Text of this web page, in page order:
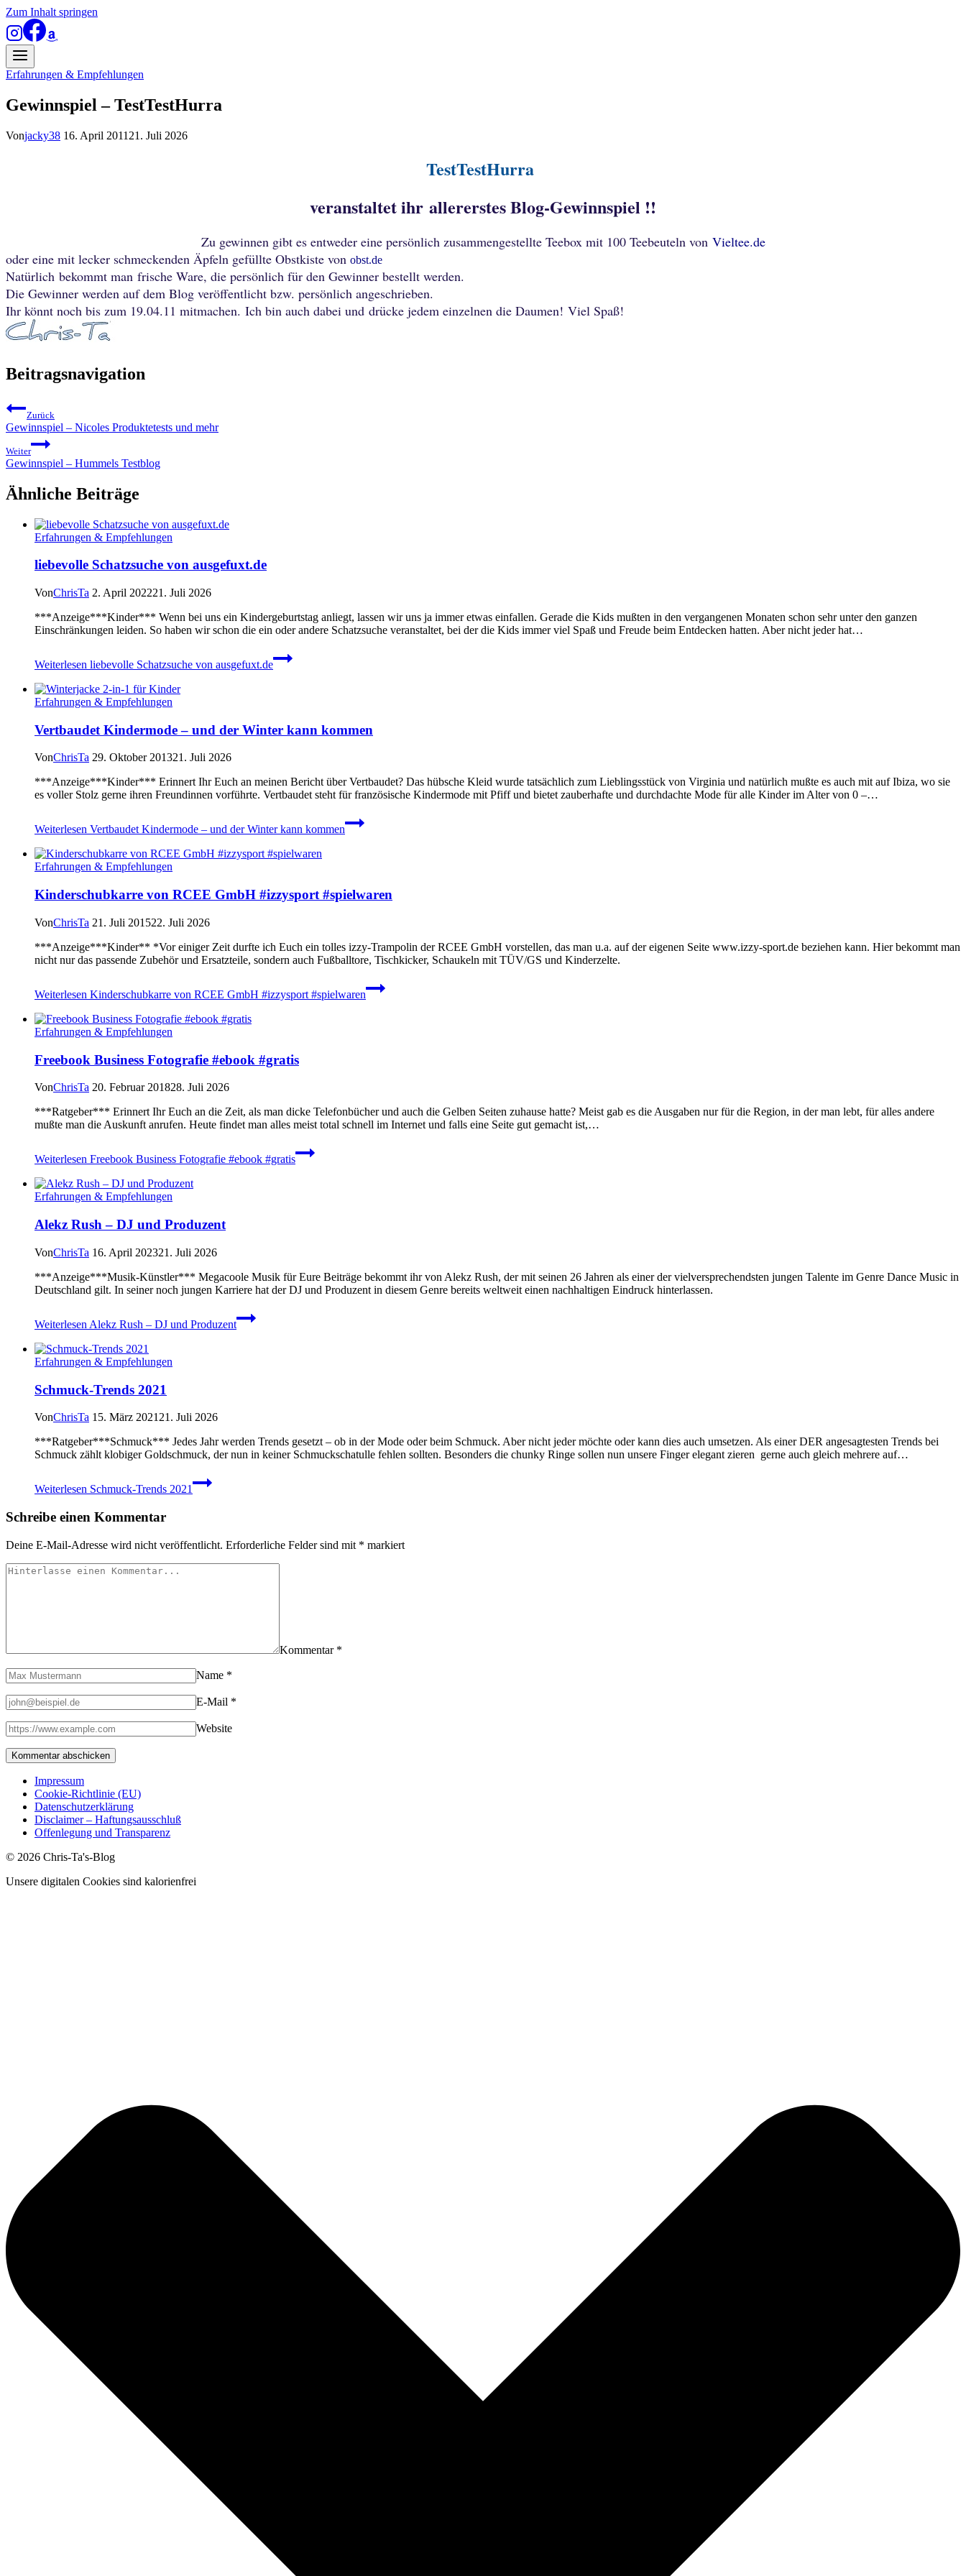
Zum Inhalt springen
Erfahrungen & Empfehlungen
Gewinnspiel – TestTestHurra
Vonjacky38 16. April 2011 21. Juli 2026
TestTestHurra
veranstaltet ihr allererstes Blog-Gewinnspiel !!
Zu gewinnen gibt es entweder eine persönlich zusammengestellte Teebox mit 100 Teebeuteln von Vieltee.de
oder eine mit lecker schmeckenden Äpfeln gefüllte Obstkiste von obst.de
Natürlich bekommt man frische Ware, die persönlich für den Gewinner bestellt werden.
Die Gewinner werden auf dem Blog veröffentlicht bzw. persönlich angeschrieben.
Ihr könnt noch bis zum 19.04.11 mitmachen. Ich bin auch dabei und drücke jedem einzelnen die Daumen! Viel Spaß!
Beitragsnavigation
Zurück
Gewinnspiel – Nicoles Produktetests und mehr
Weiter
Gewinnspiel – Hummels Testblog
Ähnliche Beiträge
Erfahrungen & Empfehlungen
liebevolle Schatzsuche von ausgefuxt.de
VonChrisTa 2. April 202221. Juli 2026
***Anzeige***Kinder*** Wenn bei uns ein Kindergeburtstag anliegt, lassen wir uns ja immer etwas einfallen. Gerade die Kids mußten in den vergangenen Monaten schon sehr unter den ganzen
Einschränkungen leiden. So haben wir schon die ein oder andere Schatzsuche veranstaltet, bei der die Kids immer viel Spaß und Freude beim Entdecken hatten. Aber nicht jeder hat…
Weiterlesen liebevolle Schatzsuche von ausgefuxt.de
Erfahrungen & Empfehlungen
Vertbaudet Kindermode – und der Winter kann kommen
VonChrisTa 29. Oktober 201321. Juli 2026
***Anzeige***Kinder*** Erinnert Ihr Euch an meinen Bericht über Vertbaudet? Das hübsche Kleid wurde tatsächlich zum Lieblingsstück von Virginia und natürlich mußte es auch mit auf Ibiza, wo sie
es voller Stolz gerne ihren Freundinnen vorführte. Vertbaudet steht für französische Kindermode mit Pfiff und bietet zauberhafte und durchdachte Mode für alle Kinder im Alter von 0 –…
Weiterlesen Vertbaudet Kindermode – und der Winter kann kommen
Erfahrungen & Empfehlungen
Kinderschubkarre von RCEE GmbH #izzysport #spielwaren
VonChrisTa 21. Juli 201522. Juli 2026
***Anzeige***Kinder** *Vor einiger Zeit durfte ich Euch ein tolles izzy-Trampolin der RCEE GmbH vorstellen, das man u.a. auf der eigenen Seite www.izzy-sport.de beziehen kann. Hier bekommt man
nicht nur das passende Zubehör und Ersatzteile, sondern auch Fußballtore, Tischkicker, Schaukeln mit TÜV/GS und Kinderzelte.
Weiterlesen Kinderschubkarre von RCEE GmbH #izzysport #spielwaren
Erfahrungen & Empfehlungen
Freebook Business Fotografie #ebook #gratis
VonChrisTa 20. Februar 201828. Juli 2026
***Ratgeber*** Erinnert Ihr Euch an die Zeit, als man dicke Telefonbücher und auch die Gelben Seiten zuhause hatte? Meist gab es die Ausgaben nur für die Region, in der man lebt, für alles andere
mußte man die Auskunft anrufen. Heute findet man alles meist total schnell im Internet und falls eine Seite gut gemacht ist,…
Weiterlesen Freebook Business Fotografie #ebook #gratis
Erfahrungen & Empfehlungen
Alekz Rush – DJ und Produzent
VonChrisTa 16. April 202321. Juli 2026
***Anzeige***Musik-Künstler*** Megacoole Musik für Eure Beiträge bekommt ihr von Alekz Rush, der mit seinen 26 Jahren als einer der vielversprechendsten jungen Talente im Genre Dance Music in
Deutschland gilt. In seiner noch jungen Karriere hat der DJ und Produzent in diesem Genre bereits weltweit einen nachhaltigen Eindruck hinterlassen.
Weiterlesen Alekz Rush – DJ und Produzent
Erfahrungen & Empfehlungen
Schmuck-Trends 2021
VonChrisTa 15. März 2021 21. Juli 2026
***Ratgeber***Schmuck*** Jedes Jahr werden Trends gesetzt – ob in der Mode oder beim Schmuck. Aber nicht jeder möchte oder kann dies auch umsetzen. Als einer DER angesagtesten Trends bei
Schmuck zählt klobiger Goldschmuck, der nun in keiner Schmuckschatulle fehlen sollten. Besonders die chunky Ringe sollen nun unsere Finger elegant zieren gerne auch gleich mehrere auf…
Weiterlesen Schmuck-Trends 2021
Schreibe einen Kommentar
Deine E-Mail-Adresse wird nicht veröffentlicht. Erforderliche Felder sind mit * markiert
Kommentar *
Name *
E-Mail *
Website
Impressum
Cookie-Richtlinie (EU)
Datenschutzerklärung
Disclaimer – Haftungsausschluß
Offenlegung und Transparenz
© 2026 Chris-Ta's-Blog
Unsere digitalen Cookies sind kalorienfrei